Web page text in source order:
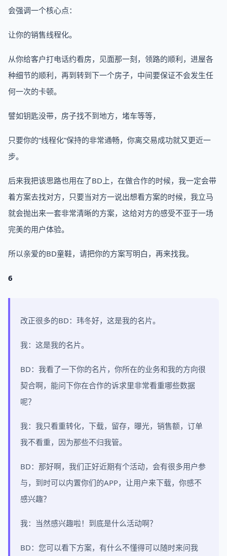
会强调一个核心点：
让你的销售线程化。
从你给客户打电话约看房，见面那一刻，领路的顺利，进屋各
种细节的顺利，再到转到下一个房子，中间要保证不会发生任
何一次的卡顿。
譬如钥匙没带，房子找不到地方，堵车等等，
只要你的“线程化”保持的非常通畅，你离交易成功就又更近一
步。
后来我把该思路也用在了BD上，在做合作的时候，我一定会带
着方案去找对方，只要当对方一说出想看方案的时候，我立马
就会抛出来一套非常清晰的方案，这给对方的感受不亚于一场
完美的用户体验。
所以亲爱的BD童鞋，请把你的方案写明白，再来找我。
6
改正很多的BD：玮冬好，这是我的名片。
我：这是我的名片。
BD：我看了一下你的名片，你所在的业务和我的方向很
契合啊，能问下你在合作的诉求里非常看重哪些数据
呢？
我：我只看重转化，下载，留存，曝光，销售额，订单
我不看重，因为那些不归我管。
BD：那好啊，我们正好近期有个活动，会有很多用户参
与，到时可以内置你们的APP，让用户来下载，你感不
感兴趣？
我：当然感兴趣啦！到底是什么活动啊？
BD：您可以看下方案，有什么不懂得可以随时来问我